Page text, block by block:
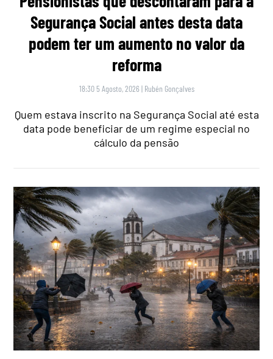
Segurança Social antes desta data
podem ter um aumento no valor da
reforma
18:30 5 Agosto, 2026 | Rubén Gonçalves
Quem estava inscrito na Segurança Social até esta
data pode beneficiar de um regime especial no
cálculo da pensão